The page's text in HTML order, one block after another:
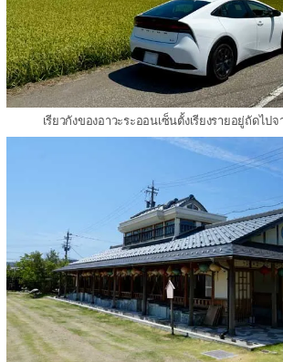
เรียวกังของอาวะระออนเซ็นตั้งเรียงรายอยู่ถัดไป